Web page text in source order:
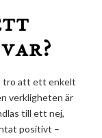
tro att ett enkelt
verkligheten är
till ett nej,
positivt –